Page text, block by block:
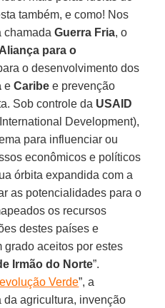
também, e como! Nos
chamadaGuerra Fria, o
Aliança para o
o desenvolvimento dos
eCaribe e prevenção
Sob controle da USAID
Development),
para influenciar ou
econômicos e políticos
órbita expandida com a
as potencialidades para o
os recursos
destes países e
grado aceitos por estes
Irmão do Norte”.
Verde”, a
agricultura, invenção